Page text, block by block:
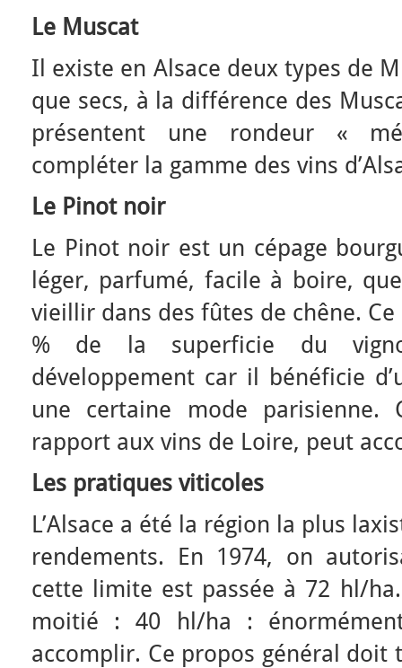
Le Muscat
Il existe en Alsace deux types de
que secs, à la différence des
présentent une rondeur «
compléter la gamme des vins
Le Pinot noir
Le Pinot noir est un cépage
léger, parfumé, facile à boire,
vieillir dans des fûtes de chêne.
% de la superficie du
développement car il bénéficie
une certaine mode
rapport aux vins de Loire, peut
Les pratiques viticoles
L’Alsace a été la région la plus
rendements. En 1974, on
cette limite est passée à 72 hl/
moitié : 40 hl/ha :
accomplir. Ce propos général doit